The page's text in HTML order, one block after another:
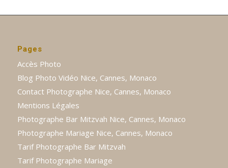
Pages
Accès Photo
Blog Photo Vidéo Nice, Cannes, Monaco
Contact Photographe Nice, Cannes, Monaco
Mentions Légales
Photographe Bar Mitzvah Nice, Cannes, Monaco
Photographe Mariage Nice, Cannes, Monaco
Tarif Photographe Bar Mitzvah
Tarif Photographe Mariage